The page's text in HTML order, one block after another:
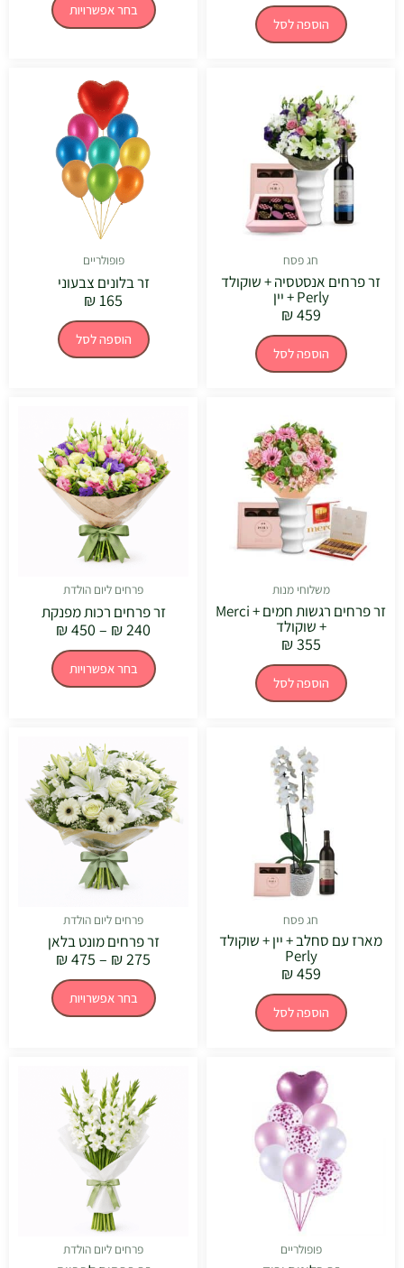
הוספה לסל
בחר אפשרויות
חג פסח
זר פרחים אנסטסיה + שוקולד
Perly + יין
₪459
הוספה לסל
פופולריים
זר בלונים צבעוני
₪165
הוספה לסל
משלוחי מנות
זר פרחים רגשות חמים + Merci
+ שוקולד
₪355
הוספה לסל
פרחים ליום הולדת
זר פרחים רכות מפנקת
₪240
–
₪450
עד
בחר אפשרויות
מספר
סוגים.
ניתן
חג פסח
מארז עם סחלב + יין + שוקולד
Perly
₪459
הוספה לסל
פרחים ליום הולדת
זר פרחים מונט בלאן
₪275
–
₪475
מחירים:
עד
בחר אפשרויות
זה
יש
מספר
סוגים.
ניתן
פופולריים פרחים ליום הולדת